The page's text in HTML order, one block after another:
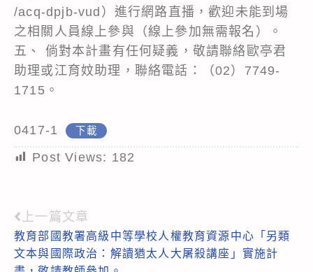
/acq-dpjb-vud）進行網路直播，歡迎未能到場
之相關人員線上參與（線上參加無需報名）。
五、 倘對本計畫有任何疑義，敬請聯絡歐亭君
助理或江育妏助理，聯絡電話：（02）7749-
1715。
0417-1 下載
Post Views: 182
Read
more
articles
上一篇文章
教育部國教署高級中等學校人權教育資源中心「另類
文本與國際政治：解讀猶太人大屠殺講座」實施計